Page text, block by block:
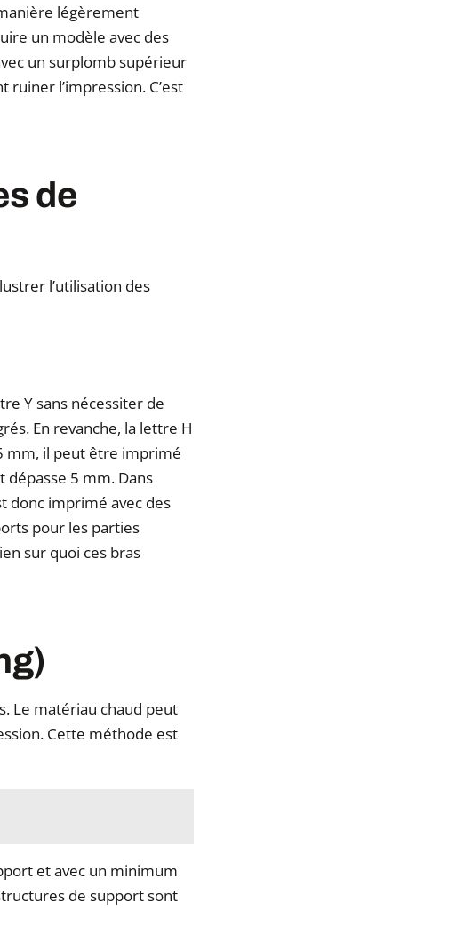
légèrement
un modèle avec des
un surplomb supérieur
l’impression. C’est
de
l’utilisation des
Y sans nécessiter de
En revanche, la lettre H
mm, il peut être imprimé
dépasse 5 mm. Dans
donc imprimé avec des
pour les parties
sur quoi ces bras
Le matériau chaud peut
Cette méthode est
et avec un minimum
de support sont